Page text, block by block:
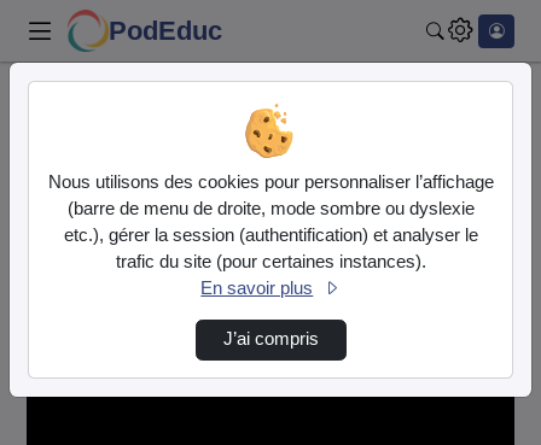
PodEduc
La mémoire à l'école extrait Canotech.mp4
Lire
Nous utilisons des cookies pour personnaliser l’affichage
(barre de menu de droite, mode sombre ou dyslexie
etc.), gérer la session (authentification) et analyser le
trafic du site (pour certaines instances).
En savoir plus
J’ai compris